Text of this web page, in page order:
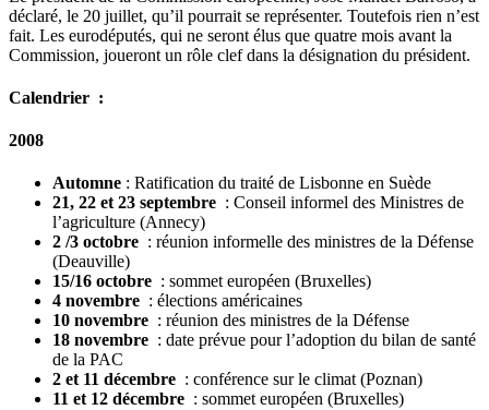
déclaré, le 20 juillet, qu’il pourrait se représenter. Toutefois rien n’est
fait. Les eurodéputés, qui ne seront élus que quatre mois avant la
Commission, joueront un rôle clef dans la désignation du président.
Calendrier :
2008
Automne : Ratification du traité de Lisbonne en Suède
21, 22 et 23 septembre : Conseil informel des Ministres de
l’agriculture (Annecy)
2 /3 octobre : réunion informelle des ministres de la Défense
(Deauville)
15/16 octobre : sommet européen (Bruxelles)
4 novembre : élections américaines
10 novembre : réunion des ministres de la Défense
18 novembre : date prévue pour l’adoption du bilan de santé
de la PAC
2 et 11 décembre : conférence sur le climat (Poznan)
11 et 12 décembre : sommet européen (Bruxelles)